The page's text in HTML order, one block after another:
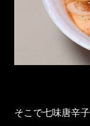
そこで七味唐辛